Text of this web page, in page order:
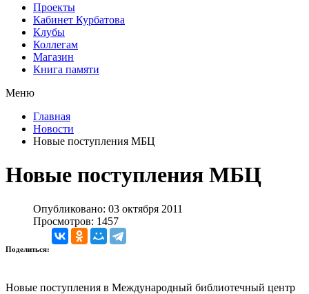
Проекты
Кабинет Курбатова
Клубы
Коллегам
Магазин
Книга памяти
Меню
Главная
Новости
Новые поступления МБЦ
Новые поступления МБЦ
Опубликовано: 03 октября 2011
Просмотров: 1457
Поделиться:
Новые поступления в Международный библиотечный центр